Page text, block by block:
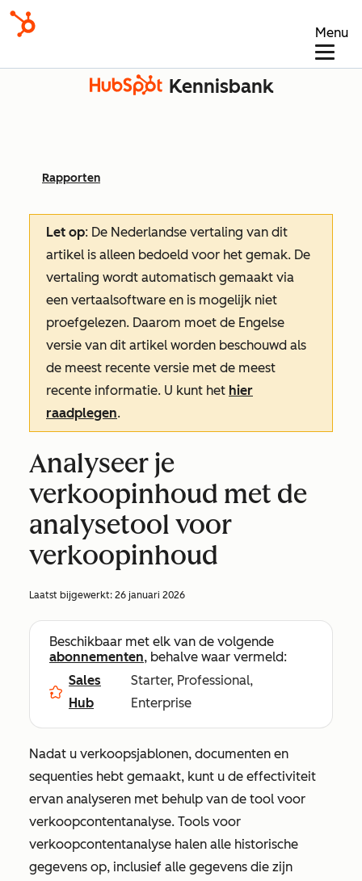
Menu
Kennisbank
Rapporten
Let op: De Nederlandse vertaling van dit
artikel is alleen bedoeld voor het gemak. De
vertaling wordt automatisch gemaakt via
een vertaalsoftware en is mogelijk niet
proefgelezen. Daarom moet de Engelse
versie van dit artikel worden beschouwd als
de meest recente versie met de meest
recente informatie. U kunt het hier
raadplegen.
Analyseer je
verkoopinhoud met de
analysetool voor
verkoopinhoud
Laatst bijgewerkt: 26 januari 2026
Beschikbaar met elk van de volgende
abonnementen, behalve waar vermeld:
Sales
Hub
Starter, Professional,
Enterprise
Nadat u verkoopsjablonen, documenten en
sequenties hebt gemaakt, kunt u de effectiviteit
ervan analyseren met behulp van de tool voor
verkoopcontentanalyse. Tools voor
verkoopcontentanalyse halen alle historische
gegevens op, inclusief alle gegevens die zijn